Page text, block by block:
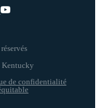
de confidentialité